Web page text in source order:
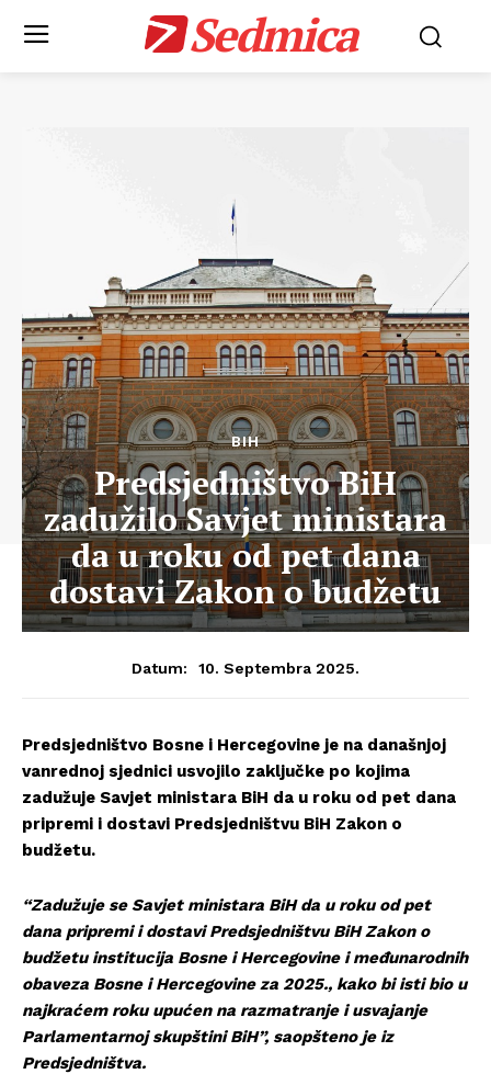
Sedmica
BIH
Predsjedništvo BiH
zadužilo Savjet ministara
da u roku od pet dana
dostavi Zakon o budžetu
Datum: 10. Septembra 2025.
Predsjedništvo Bosne i Hercegovine je na današnjoj
vanrednoj sjednici usvojilo zaključke po kojima
zadužuje Savjet ministara BiH da u roku od pet dana
pripremi i dostavi Predsjedništvu BiH Zakon o
budžetu.
“Zadužuje se Savjet ministara BiH da u roku od pet
dana pripremi i dostavi Predsjedništvu BiH Zakon o
budžetu institucija Bosne i Hercegovine i međunarodnih
obaveza Bosne i Hercegovine za 2025., kako bi isti bio u
najkraćem roku upućen na razmatranje i usvajanje
Parlamentarnoj skupštini BiH”, saopšteno je iz
Predsjedništva.